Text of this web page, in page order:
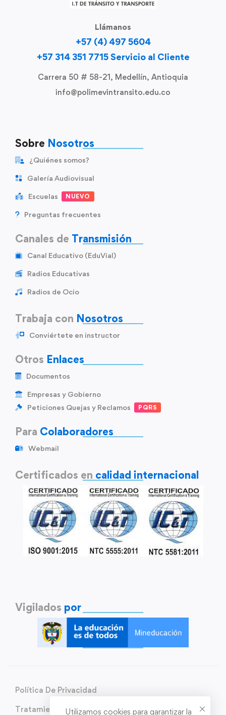
Llámanos
+57 (4) 497 5604
+57 314 351 7715 Servicio al Cliente
Carrera 50 # 58-21, Medellín, Antioquia
info@polimevintransito.edu.co
Sobre Nosotros
¿Quiénes somos?
Galería Audiovisual
Escuelas NUEVO
Preguntas frecuentes
Canales de Transmisión
Canal Educativo (EduVial)
Radios Educativas
Radios de Ocio
Trabaja con Nosotros
Conviértete en instructor
Otros Enlaces
Documentos
Empresas y Gobierno
Peticiones Quejas y Reclamos
PQRS
Para Colaboradores
Webmail
Certificados en calidad internacional
Vigilados por
Política De Privacidad
Tratamiento de Datos Personales
Utilizamos cookies para garantizar la